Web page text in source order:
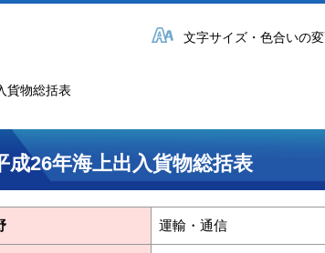
文字サイズ・色合いの
貨物総括表
成26年海上出入貨物総括表
運輸・通信